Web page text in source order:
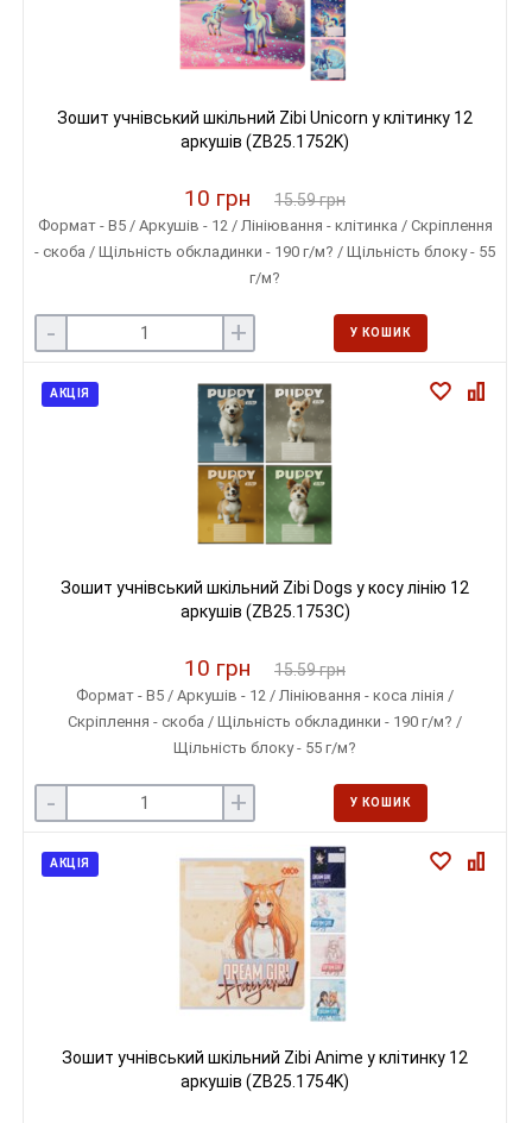
Зошит учнівський шкільний Zibi Unicorn у клітинку 12
аркушів (ZB25.1752K)
10 грн 15.59 грн
Формат - B5 / Аркушів - 12 / Лініювання - клітинка / Скріплення
- скоба / Щільність обкладинки - 190 г/м? / Щільність блоку - 55
г/м?
- + У КОШИК
АКЦІЯ
Зошит учнівський шкільний Zibi Dogs у косу лінію 12
аркушів (ZB25.1753C)
10 грн 15.59 грн
Формат - B5 / Аркушів - 12 / Лініювання - коса лінія /
Скріплення - скоба / Щільність обкладинки - 190 г/м? /
Щільність блоку - 55 г/м?
- + У КОШИК
АКЦІЯ
Зошит учнівський шкільний Zibi Anime у клітинку 12
аркушів (ZB25.1754K)